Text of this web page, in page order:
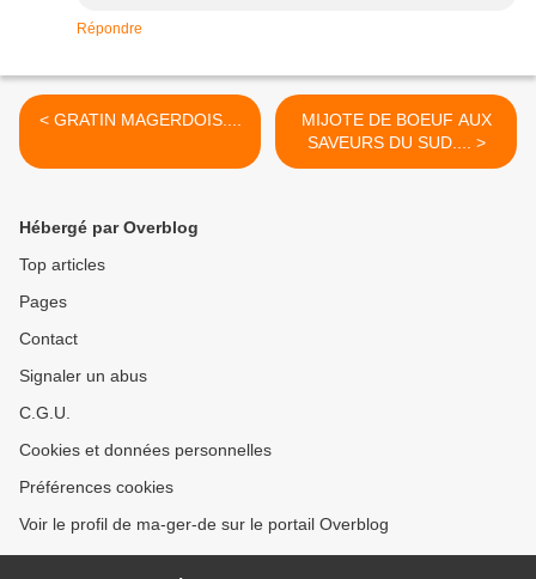
Répondre
< GRATIN MAGERDOIS....
MIJOTE DE BOEUF AUX
SAVEURS DU SUD.... >
Hébergé par Overblog
Top articles
Pages
Contact
Signaler un abus
C.G.U.
Cookies et données personnelles
Préférences cookies
Voir le profil de ma-ger-de sur le portail Overblog